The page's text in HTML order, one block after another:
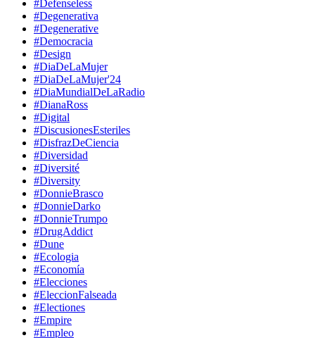
#Defenseless
#Degenerativa
#Degenerative
#Democracia
#Design
#DiaDeLaMujer
#DiaDeLaMujer'24
#DiaMundialDeLaRadio
#DianaRoss
#Digital
#DiscusionesEsteriles
#DisfrazDeCiencia
#Diversidad
#Diversité
#Diversity
#DonnieBrasco
#DonnieDarko
#DonnieTrumpo
#DrugAddict
#Dune
#Ecologia
#Economía
#Elecciones
#EleccionFalseada
#Electiones
#Empire
#Empleo